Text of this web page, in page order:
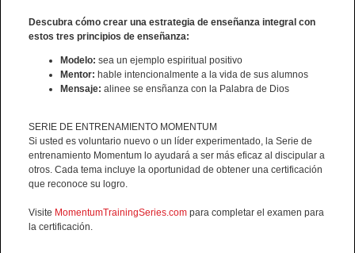
Descubra cómo crear una estrategia de enseñanza integral con
estos tres principios de enseñanza:
Modelo: sea un ejemplo espiritual positivo
Mentor: hable intencionalmente a la vida de sus alumnos
Mensaje: alinee se ensñanza con la Palabra de Dios
SERIE DE ENTRENAMIENTO MOMENTUM
Si usted es voluntario nuevo o un líder experimentado, la Serie de
entrenamiento Momentum lo ayudará a ser más eficaz al discipular a
otros. Cada tema incluye la oportunidad de obtener una certificación
que reconoce su logro.
Visite MomentumTrainingSeries.com para completar el examen para
la certificación.